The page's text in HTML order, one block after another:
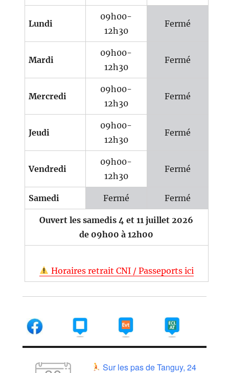
Lundi
09h00-
12h30
Fermé
Mardi
09h00-
12h30
Fermé
Mercredi
09h00-
12h30
Fermé
Jeudi
09h00-
12h30
Fermé
Vendredi
09h00-
12h30
Fermé
Samedi Fermé Fermé
Ouvert les samedis 4 et 11 juillet 2026
de 09h00 à 12h00
Horaires retrait CNI / Passeports ici
Sur les pas de Tanguy, 24